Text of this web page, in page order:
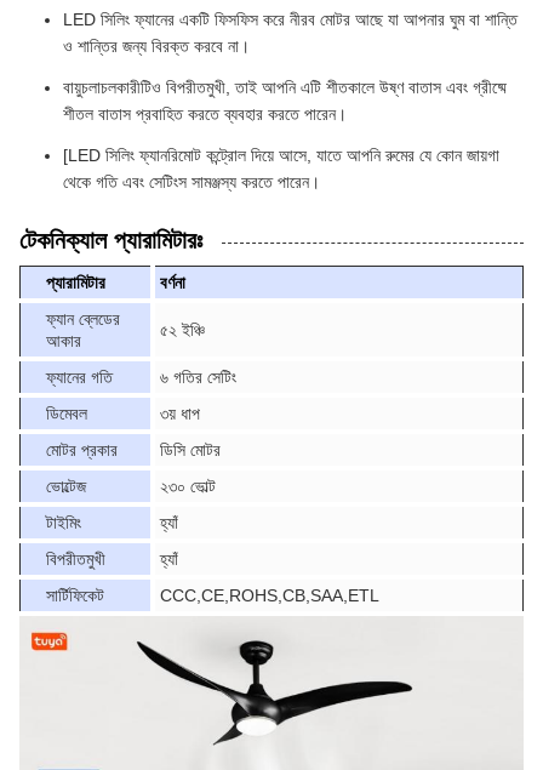
LED সিলিং ফ্যানের একটি ফিসফিস করে নীরব মোটর আছে যা আপনার ঘুম বা শান্তি
ও শান্তির জন্য বিরক্ত করবে না।
বায়ুচলাচলকারীটিও বিপরীতমুখী, তাই আপনি এটি শীতকালে উষ্ণ বাতাস এবং গ্রীষ্মে
শীতল বাতাস প্রবাহিত করতে ব্যবহার করতে পারেন।
[LED সিলিং ফ্যানরিমোট কন্ট্রোল দিয়ে আসে, যাতে আপনি রুমের যে কোন জায়গা
থেকে গতি এবং সেটিংস সামঞ্জস্য করতে পারেন।
টেকনিক্যাল প্যারামিটারঃ
প্যারামিটার
বর্ণনা
ফ্যান ব্লেডের
আকার
৫২ ইঞ্চি
ফ্যানের গতি
৬ গতির সেটিং
ডিমেবল
৩য় ধাপ
মোটর প্রকার
ডিসি মোটর
ভোল্টেজ
২৩০ ভোল্ট
টাইমিং
হ্যাঁ
বিপরীতমুখী
হ্যাঁ
সার্টিফিকেট
CCC,CE,ROHS,CB,SAA,ETL